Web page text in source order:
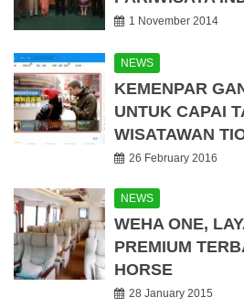
1 November 2014
NEWS
KEMENPAR
UNTUK CAPAI
WISATAWAN
26 February 2016
NEWS
WEHA ONE,
PREMIUM
HORSE
28 January 2015